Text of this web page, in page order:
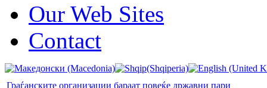
Our Web Sites
Contact
Граѓанските организации бараат повеќе државни пари